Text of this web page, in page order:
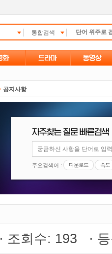
통합검색
공지사항
주요검색어 : 다운로드 속도
· 조회수: 193 ·